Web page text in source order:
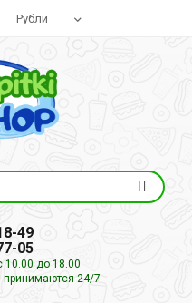
49
05
10.00 до 18.00
принимаются 24/7